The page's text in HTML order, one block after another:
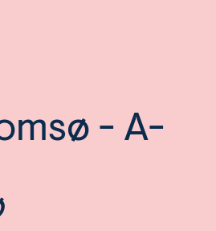
- A-